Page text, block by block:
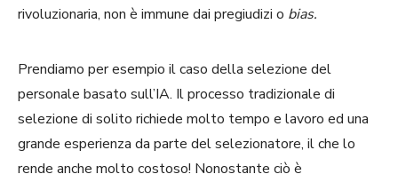
rivoluzionaria, non è immune dai pregiudizi o bias.
Prendiamo per esempio il caso della selezione del
personale basato sull’IA. Il processo tradizionale di
selezione di solito richiede molto tempo e lavoro ed una
grande esperienza da parte del selezionatore, il che lo
rende anche molto costoso! Nonostante ciò è